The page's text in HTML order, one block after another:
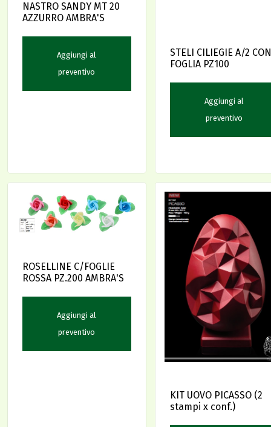
NASTRO SANDY MT 20
AZZURRO AMBRA'S
Aggiungi al
preventivo
STELI CILIEGIE A/2 CON
FOGLIA PZ100
Aggiungi al
preventivo
ROSELLINE C/FOGLIE
ROSSA PZ.200 AMBRA'S
Aggiungi al
preventivo
KIT UOVO PICASSO (2
stampi x conf.)